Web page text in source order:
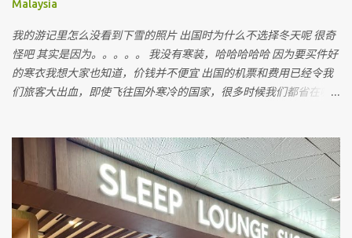
Malaysia
我的游记里怎么没看到下雪的照片 出国时为什么不选择冬天呢 很奇
怪吧 其实是因为。。。。。 我没有寒装，哈哈哈哈哈 因为要买件好
的寒衣我想大家也知道，价钱并不便宜 出国的机票和费用已经令我
们旅客大出血，即使飞往国外寒冷的国家，很多时候我们都省在哪
都会建议我不要上网买，为什么呢